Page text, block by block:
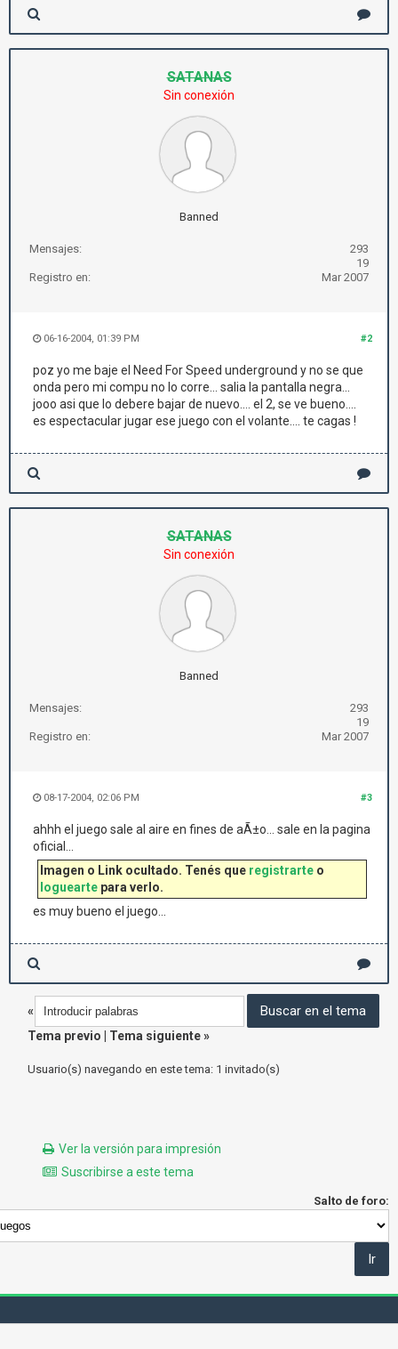
SATANAS
Sin conexión
Banned
Mensajes:
293
19
Registro en:
Mar 2007
#2
06-16-2004, 01:39 PM
poz yo me baje el Need For Speed underground y no se que
onda pero mi compu no lo corre... salia la pantalla negra...
jooo asi que lo debere bajar de nuevo.... el 2, se ve bueno....
es espectacular jugar ese juego con el volante.... te cagas !
SATANAS
Sin conexión
Banned
Mensajes:
293
19
Registro en:
Mar 2007
#3
08-17-2004, 02:06 PM
ahhh el juego sale al aire en fines de aÃ±o... sale en la pagina
oficial...
Imagen o Link ocultado. Tenés que registrarte o
loguearte para verlo.
es muy bueno el juego...
«
Tema previo
Tema siguiente»
Usuario(s) navegando en este tema: 1 invitado(s)
Ver la versión para impresión
Suscribirse a este tema
Salto de foro: